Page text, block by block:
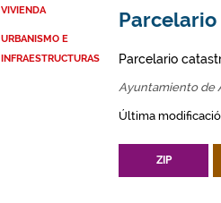
VIVIENDA
URBANISMO E
INFRAESTRUCTURAS
Parcelario
Ayuntamiento de
Última
ZIP